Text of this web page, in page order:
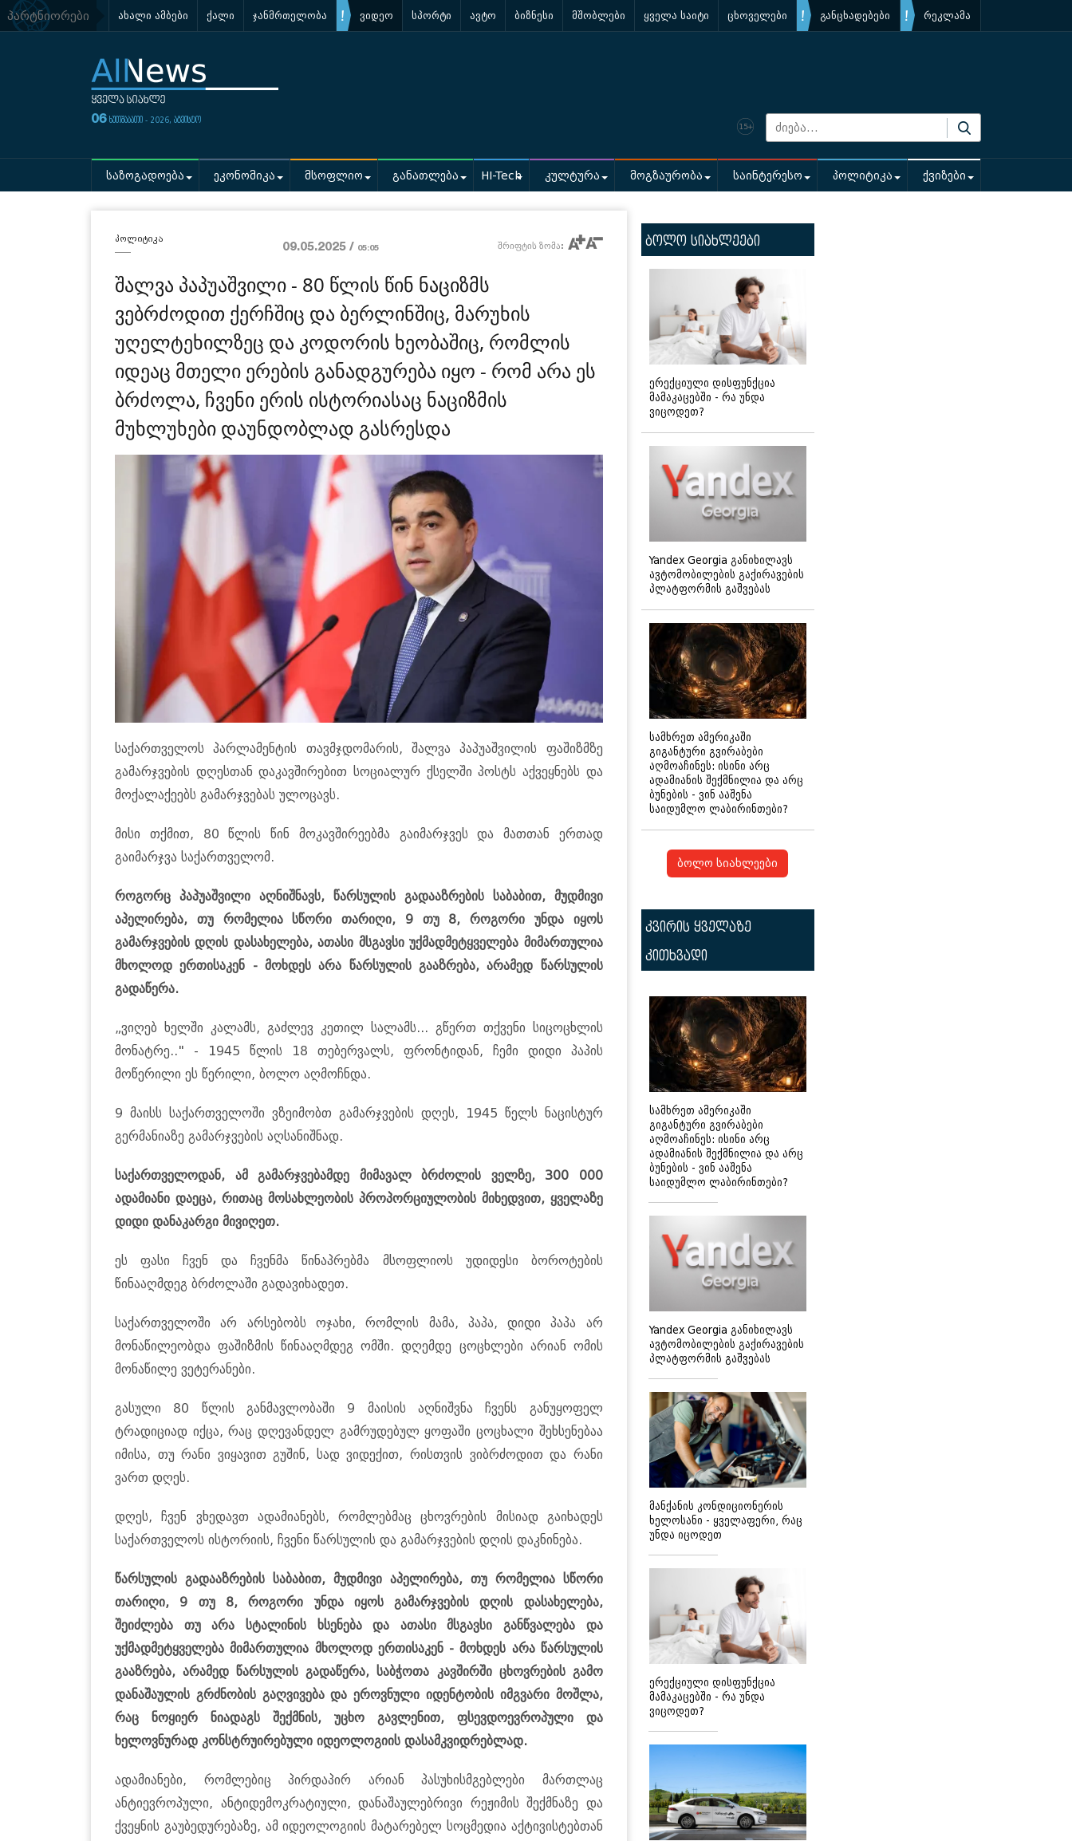
პარტნიორები ახალი ამბები ქალი ჯანმრთელობა ვიდეო სპორტი ავტო ბიზნესი მშობლები ყველა საიტი ცხოველები განცხადებები რეკლამა
06 ხუთშაბათი - 2026, აგვისტო
საზოგადოება ეკონომიკა მსოფლიო განათლება HI-Tech კულტურა მოგზაურობა საინტერესო პოლიტიკა ქვიზები
პოლიტიკა
09.05.2025 / 05:05 შრიფტის ზომა:
შალვა პაპუაშვილი - 80 წლის წინ ნაციზმს
ვებრძოდით ქერჩშიც და ბერლინშიც, მარუხის
უღელტეხილზეც და კოდორის ხეობაშიც, რომლის
იდეაც მთელი ერების განადგურება იყო - რომ არა ეს
ბრძოლა, ჩვენი ერის ისტორიასაც ნაციზმის
მუხლუხები დაუნდობლად გასრესდა
საქართველოს პარლამენტის თავმჯდომარის, შალვა პაპუაშვილის ფაშიზმზე
გამარჯვების დღესთან დაკავშირებით სოციალურ ქსელში პოსტს აქვეყნებს და
მოქალაქეებს გამარჯვებას ულოცავს.
მისი თქმით, 80 წლის წინ მოკავშირეებმა გაიმარჯვეს და მათთან ერთად
გაიმარჯვა საქართველომ.
როგორც პაპუაშვილი აღნიშნავს, წარსულის გადააზრების საბაბით, მუდმივი
აპელირება, თუ რომელია სწორი თარიღი, 9 თუ 8, როგორი უნდა იყოს
გამარჯვების დღის დასახელება, ათასი მსგავსი უქმადმეტყველება მიმართულია
მხოლოდ ერთისაკენ - მოხდეს არა წარსულის გააზრება, არამედ წარსულის
გადაწერა.
„ვიღებ ხელში კალამს, გაძლევ კეთილ სალამს... გწერთ თქვენი სიცოცხლის
მონატრე.." - 1945 წლის 18 თებერვალს, ფრონტიდან, ჩემი დიდი პაპის
მოწერილი ეს წერილი, ბოლო აღმოჩნდა.
9 მაისს საქართველოში ვზეიმობთ გამარჯვების დღეს, 1945 წელს ნაცისტურ
გერმანიაზე გამარჯვების აღსანიშნად.
საქართველოდან, ამ გამარჯვებამდე მიმავალ ბრძოლის ველზე, 300 000
ადამიანი დაეცა, რითაც მოსახლეობის პროპორციულობის მიხედვით, ყველაზე
დიდი დანაკარგი მივიღეთ.
ეს ფასი ჩვენ და ჩვენმა წინაპრებმა მსოფლიოს უდიდესი ბოროტების
წინააღმდეგ ბრძოლაში გადავიხადეთ.
საქართველოში არ არსებობს ოჯახი, რომლის მამა, პაპა, დიდი პაპა არ
მონაწილეობდა ფაშიზმის წინააღმდეგ ომში. დღემდე ცოცხლები არიან ომის
მონაწილე ვეტერანები.
გასული 80 წლის განმავლობაში 9 მაისის აღნიშვნა ჩვენს განუყოფელ
ტრადიციად იქცა, რაც დღევანდელ გამრუდებულ ყოფაში ცოცხალი შეხსენებაა
იმისა, თუ რანი ვიყავით გუშინ, სად ვიდექით, რისთვის ვიბრძოდით და რანი
ვართ დღეს.
დღეს, ჩვენ ვხედავთ ადამიანებს, რომლებმაც ცხოვრების მისიად გაიხადეს
საქართველოს ისტორიის, ჩვენი წარსულის და გამარჯვების დღის დაკნინება.
წარსულის გადააზრების საბაბით, მუდმივი აპელირება, თუ რომელია სწორი
თარიღი, 9 თუ 8, როგორი უნდა იყოს გამარჯვების დღის დასახელება,
შეიძლება თუ არა სტალინის ხსენება და ათასი მსგავსი განწვალება და
უქმადმეტყველება მიმართულია მხოლოდ ერთისაკენ - მოხდეს არა წარსულის
გააზრება, არამედ წარსულის გადაწერა, საბჭოთა კავშირში ცხოვრების გამო
დანაშაულის გრძნობის გაღვივება და ეროვნული იდენტობის იმგვარი მოშლა,
რაც ნოყიერ ნიადაგს შექმნის, უცხო გავლენით, ფსევდოევროპული და
ხელოვნურად კონსტრუირებული იდეოლოგიის დასამკვიდრებლად.
ადამიანები, რომლებიც პირდაპირ არიან პასუხისმგებლები მართლაც
ანტიევროპული, ანტიდემოკრატიული, დანაშაულებრივი რეჟიმის შექმნაზე და
ქვეყნის გაუბედურებაზე, ამ იდეოლოგიის მატარებელ სოცმედია აქტივისტებთან
ბოლო სიახლეები
ერექციული დისფუნქცია
მამაკაცებში - რა უნდა
ვიცოდეთ?
Yandex Georgia განიხილავს
ავტომობილების გაქირავების
პლატფორმის გაშვებას
სამხრეთ ამერიკაში
გიგანტური გვირაბები
აღმოაჩინეს: ისინი არც
ადამიანის შექმნილია და არც
ბუნების - ვინ ააშენა
საიდუმლო ლაბირინთები?
ბოლო სიახლეები
კვირის ყველაზე
კითხვადი
სამხრეთ ამერიკაში
გიგანტური გვირაბები
აღმოაჩინეს: ისინი არც
ადამიანის შექმნილია და არც
ბუნების - ვინ ააშენა
საიდუმლო ლაბირინთები?
Yandex Georgia განიხილავს
ავტომობილების გაქირავების
პლატფორმის გაშვებას
მანქანის კონდიციონერის
ხელოსანი - ყველაფერი, რაც
უნდა იცოდეთ
ერექციული დისფუნქცია
მამაკაცებში - რა უნდა
ვიცოდეთ?